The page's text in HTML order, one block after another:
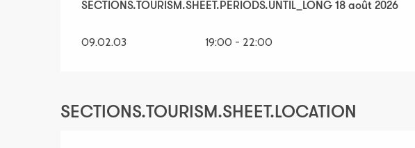
SECTIONS.TOURISM.SHEET.PERIODS.FROM14 juillet 2026
SECTIONS.TOURISM.SHEET.PERIODS.UNTIL_LONG 18 août 2026
09.02.03 19:00 - 22:00
SECTIONS.TOURISM.SHEET.LOCATION